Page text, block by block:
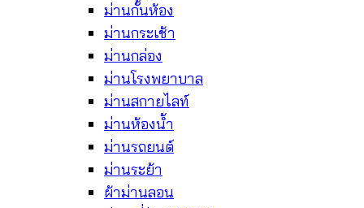
ม่านกั้นห้อง
ม่านกระเช้า
ม่านกล่อง
ม่านโรงพยาบาล
ม่านสกายไลท์
ม่านห้องน้ำ
ม่านรถยนต์
ม่านระย้า
ผ้าม่านลอน